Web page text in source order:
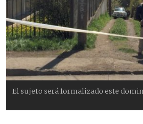
El sujeto será formalizado este